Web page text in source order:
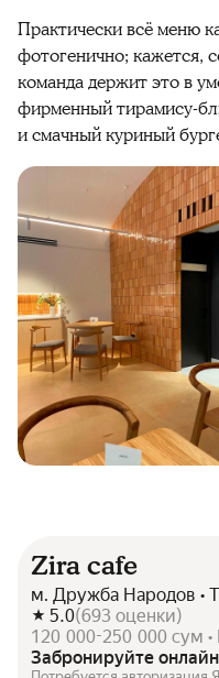
Практически всё меню
фотогенично; кажется,
команда держит это в
фирменный тирамису-
и смачный куриный
Zira cafe
м. Дружба Народов •
5.0(693 оценки)
120 000-250 000 сум •
Забронируйте онлайн